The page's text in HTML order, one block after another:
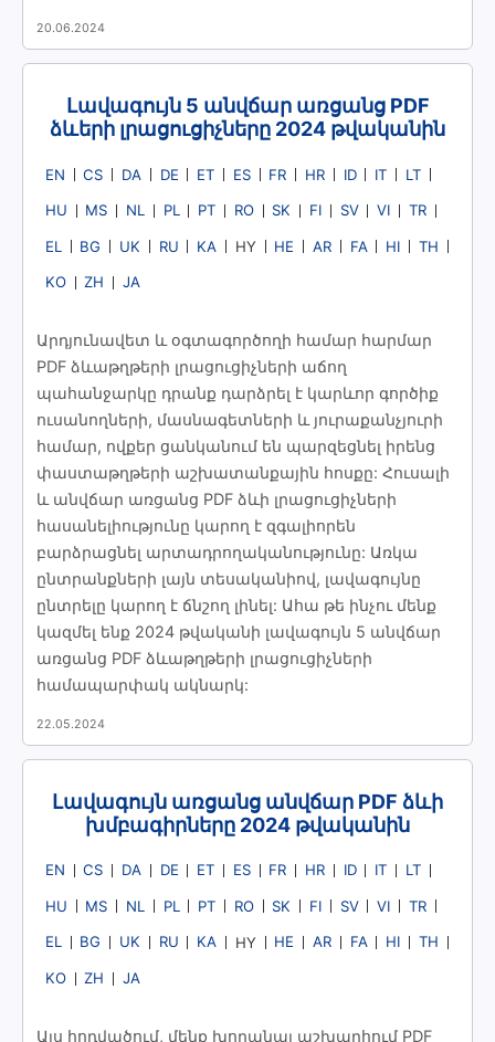
20.06.2024
Լավագույն 5 անվճար առցանց PDF
ձևերի լրացուցիչները 2024 թվականին
EN CS DA DE ET ES FR HR ID IT LT
HU MS NL PL PT RO SK FI SV VI TR
EL BG UK RU KA HY HE AR FA HI TH
KO ZH JA
Արդյունավետ և օգտագործողի համար հարմար
PDF ձևաթղթերի լրացուցիչների աճող
պահանջարկը դրանք դարձրել է կարևոր գործիք
ուսանողների, մասնագետների և յուրաքանչյուրի
համար, ովքեր ցանկանում են պարզեցնել իրենց
փաստաթղթերի աշխատանքային հոսքը: Հուսալի
և անվճար առցանց PDF ձևի լրացուցիչների
հասանելիությունը կարող է զգալիորեն
բարձրացնել արտադրողականությունը: Առկա
ընտրանքների լայն տեսականիով, լավագույնը
ընտրելը կարող է ճնշող լինել: Ահա թե ինչու մենք
կազմել ենք 2024 թվականի լավագույն 5 անվճար
առցանց PDF ձևաթղթերի լրացուցիչների
համապարփակ ակնարկ:
22.05.2024
Լավագույն առցանց անվճար PDF ձևի
խմբագիրները 2024 թվականին
EN CS DA DE ET ES FR HR ID IT LT
HU MS NL PL PT RO SK FI SV VI TR
EL BG UK RU KA HY HE AR FA HI TH
KO ZH JA
Այս հոդվածում, մենք խորանալ աշխարհում PDF